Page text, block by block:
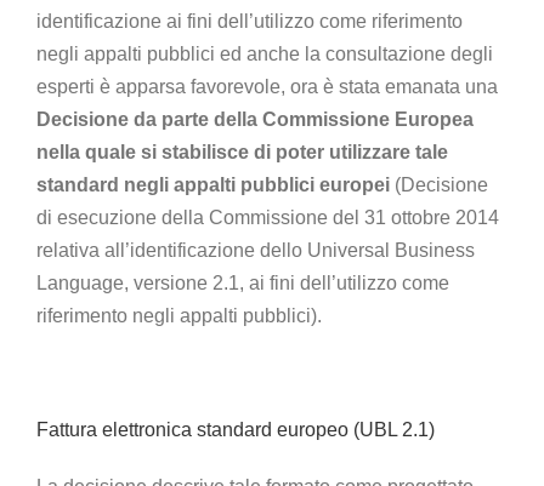
identificazione ai fini dell’utilizzo come riferimento
negli appalti pubblici ed anche la consultazione degli
esperti è apparsa favorevole, ora è stata emanata una
Decisione da parte della Commissione Europea
nella quale si stabilisce di poter utilizzare tale
standard negli appalti pubblici europei (Decisione
di esecuzione della Commissione del 31 ottobre 2014
relativa all’identificazione dello Universal Business
Language, versione 2.1, ai fini dell’utilizzo come
riferimento negli appalti pubblici).
Fattura elettronica standard europeo (UBL 2.1)